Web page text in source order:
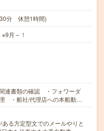
分 休憩1時間)
月～！
連書類の確認 ・フォワーダ
・船社/代理店への本船動…
る方定型文でのメールやりと